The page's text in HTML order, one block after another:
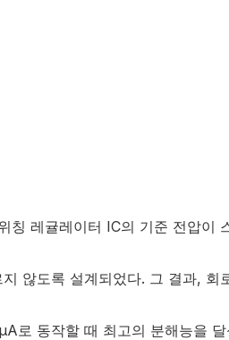
칭 레귤레이터 IC의 기준 전압이
않도록 설계되었다. 그 결과, 회
로 동작할 때 최고의 분해능을 달